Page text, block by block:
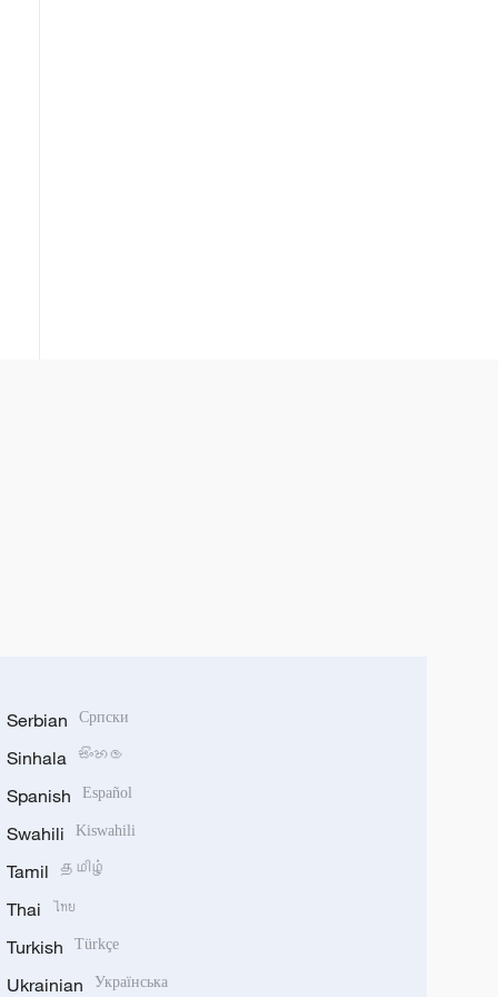
Serbian Српски
Sinhala සිංහල
Spanish Español
Swahili Kiswahili
Tamil தமிழ்
Thai ไทย
Turkish Türkçe
Ukrainian Українська